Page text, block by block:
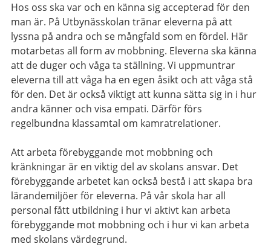
Hos oss ska var och en känna sig accepterad för den
man är. På Utbynässkolan tränar eleverna på att
lyssna på andra och se mångfald som en fördel. Här
motarbetas all form av mobbning. Eleverna ska känna
att de duger och våga ta ställning. Vi uppmuntrar
eleverna till att våga ha en egen åsikt och att våga stå
för den. Det är också viktigt att kunna sätta sig in i hur
andra känner och visa empati. Därför förs
regelbundna klassamtal om kamratrelationer.
Att arbeta förebyggande mot mobbning och
kränkningar är en viktig del av skolans ansvar. Det
förebyggande arbetet kan också bestå i att skapa bra
lärandemiljöer för eleverna. På vår skola har all
personal fått utbildning i hur vi aktivt kan arbeta
förebyggande mot mobbning och i hur vi kan arbeta
med skolans värdegrund.